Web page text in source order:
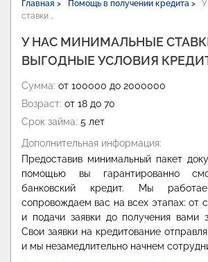
Главная > Помощь в получении кредита >
ставки …
У НАС МИНИМАЛЬНЫЕ
ВЫГОДНЫЕ УСЛОВИЯ
Сумма: от 100000 до 2000000
Возраст: от 18 до 70
Срок займа: 5 лет
Дополнительная информация:
Предоставив минимальный пакет
помощью вы гарантированно
банковский кредит. Мы
сопровождаем вас на всех этапах: от
и подачи заявки до получения вами
Свои заявки на кредитование
и мы незамедлительно начнем